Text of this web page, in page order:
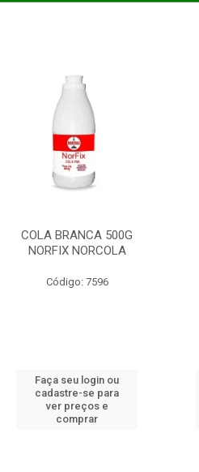
COLA BRANCA 500G
NORFIX NORCOLA
Código: 7596
Faça seu login ou
cadastre-se para
ver preços e
comprar